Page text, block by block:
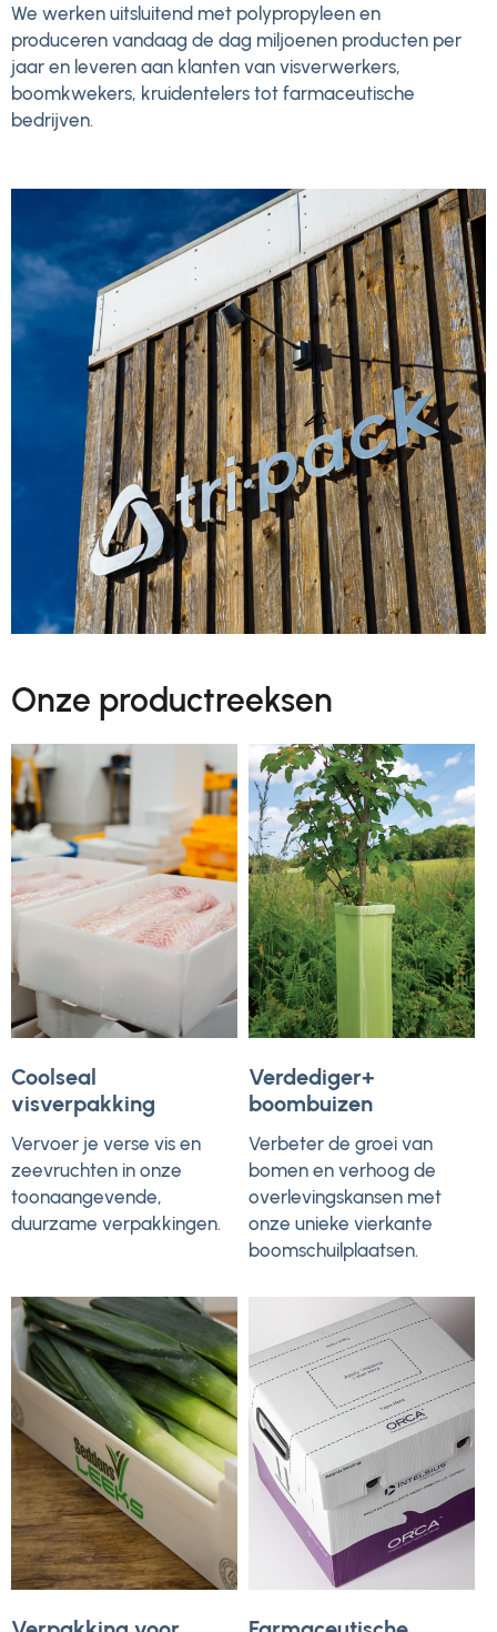
We werken uitsluitend met polypropyleen en
produceren vandaag de dag miljoenen producten per
jaar en leveren aan klanten van visverwerkers,
boomkwekers, kruidentelers tot farmaceutische
bedrijven.
Onze productreeksen
Coolseal
visverpakking
Vervoer je verse vis en
zeevruchten in onze
toonaangevende,
duurzame verpakkingen.
Verdediger+
boombuizen
Verbeter de groei van
bomen en verhoog de
overlevingskansen met
onze unieke vierkante
boomschuilplaatsen.